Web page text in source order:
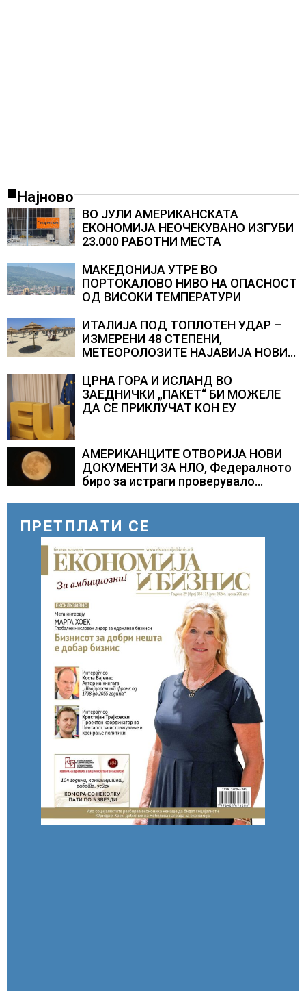
Најново
ВО ЈУЛИ АМЕРИКАНСКАТА
ЕКОНОМИЈА НЕОЧЕКУВАНО ИЗГУБИ
23.000 РАБОТНИ МЕСТА
МАКЕДОНИЈА УТРЕ ВО
ПОРТОКАЛОВО НИВО НА ОПАСНОСТ
ОД ВИСОКИ ТЕМПЕРАТУРИ
ИТАЛИЈА ПОД ТОПЛОТЕН УДАР –
ИЗМЕРЕНИ 48 СТЕПЕНИ,
МЕТЕОРОЛОЗИТЕ НАЈАВИЈА НОВИ
АВГУСТ
ЦРНА ГОРА И ИСЛАНД ВО
ЗАЕДНИЧКИ „ПАКЕТ“ БИ МОЖЕЛЕ
ДА СЕ ПРИКЛУЧАТ КОН ЕУ
АМЕРИКАНЦИТЕ ОТВОРИЈА НОВИ
ДОКУМЕНТИ ЗА НЛО, Федералното
биро за истраги проверувало
ПРЕТПЛАТИ СЕ